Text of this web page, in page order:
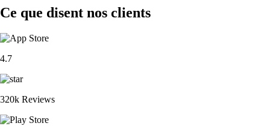
Ce que disent nos clients
4.7
320k Reviews